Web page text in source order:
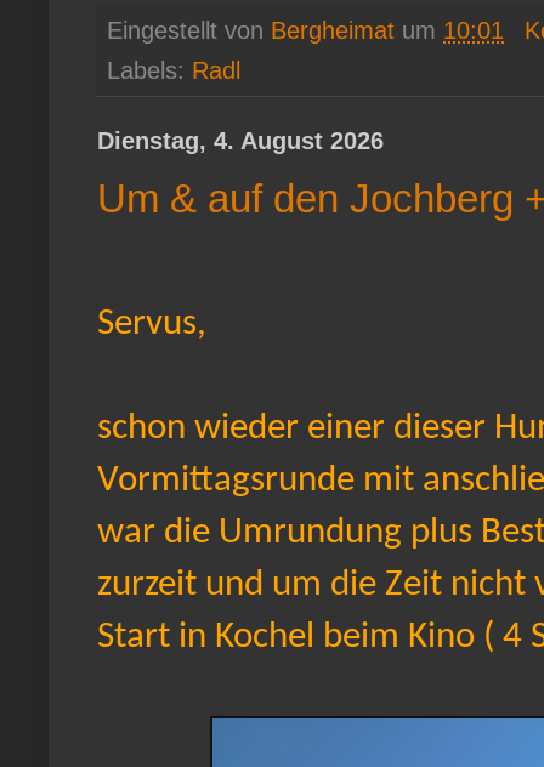
Eingestellt von Bergheimat um 10:01
Labels: Radl
Dienstag, 4. August 2026
Um & auf den Jochberg
Servus,
schon wieder einer dieser
Vormittagsrunde mit
war die Umrundung plus
zurzeit und um die Zeit
Start in Kochel beim Kino ( 4